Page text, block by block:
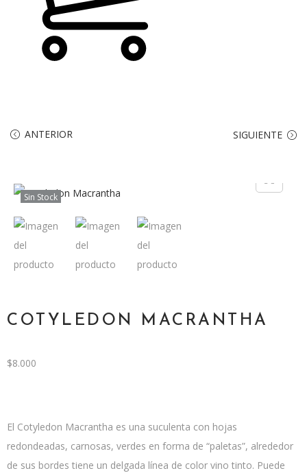
ANTERIOR SIGUIENTE
Sin Stock
COTYLEDON MACRANTHA
$8.000
El Cotyledon Macrantha es una suculenta con hojas
redondeadas, carnosas, verdes en forma de “paletas”, alrededor
de sus bordes tiene un delgada línea de color vino tinto. Puede